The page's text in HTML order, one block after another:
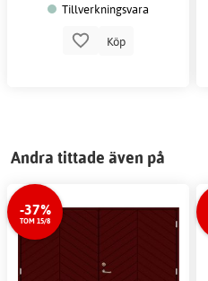
Tillverkningsvara
Köp
Andra tittade även på
-37%
TOM 15/8